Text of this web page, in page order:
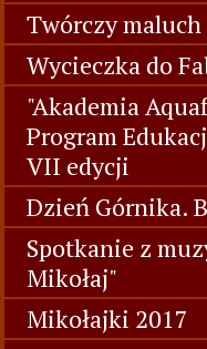
Twórczy
Wycieczka do
"Akademia
Program
VII edycji
Dzień Górnika.
Spotkanie z
Mikołaj"
Mikołajki 2017